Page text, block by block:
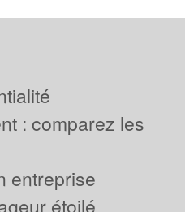
: comparez les
entreprise
étoilé